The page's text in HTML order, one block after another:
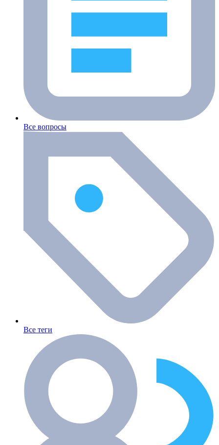
Все вопросы
Все теги